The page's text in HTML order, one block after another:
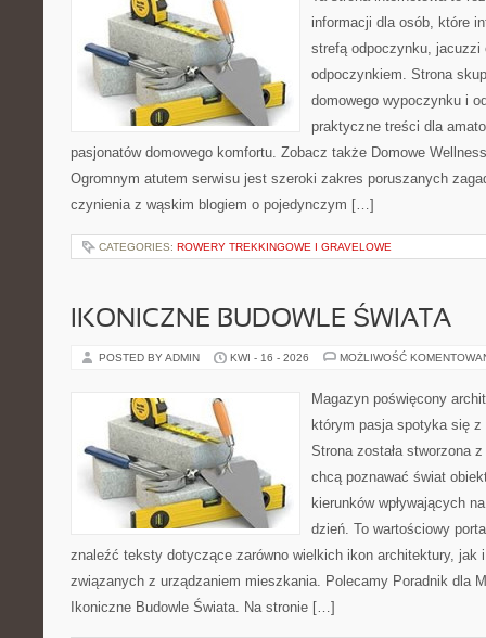
informacji dla osób, które
strefą odpoczynku, jacuzzi
odpoczynkiem. Strona
domowego wypoczynku i
praktyczne treści dla
pasjonatów domowego komfortu. Zobacz także Domowe
Ogromnym atutem serwisu jest szeroki zakres poruszanych
czynienia z wąskim blogiem o pojedynczym […]
CATEGORIES: ROWERY TREKKINGOWE I GRAVELOWE
IKONICZNE BUDOWLE ŚWIATA
POSTED BY ADMIN KWI - 16 - 2026 MOŻLIWOŚĆ
Magazyn poświęcony
którym pasja spotyka się
Strona została stworzona
chcą poznawać świat
kierunków wpływających
dzień. To wartościowy
znaleźć teksty dotyczące zarówno wielkich ikon architektury, jak
związanych z urządzaniem mieszkania. Polecamy Poradnik dla
Ikoniczne Budowle Świata. Na stronie […]